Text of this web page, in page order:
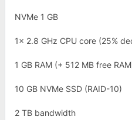
NVMe 1 GB
1x 2.8 GHz CPU core (25%
1 GB RAM (+ 512 MB free
10 GB NVMe SSD (RAID-10)
2 TB bandwidth